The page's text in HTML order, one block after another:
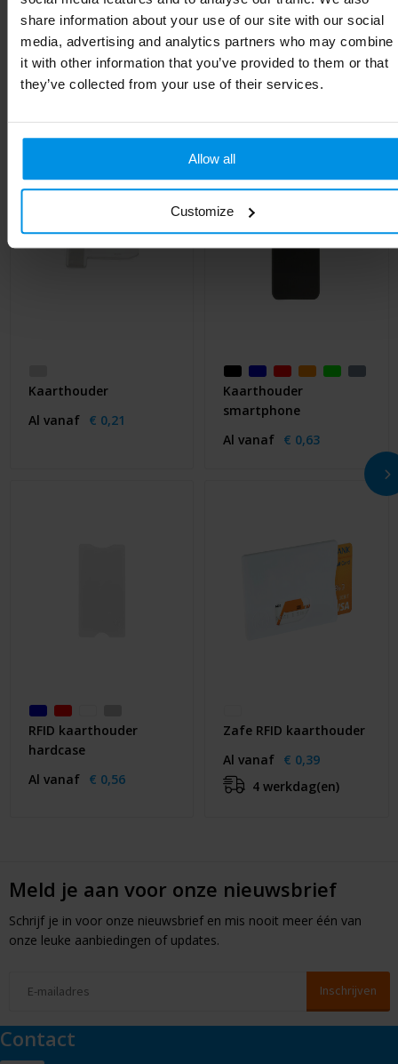
share information about your use of our site with our social
media, advertising and analytics partners who may combine
it with other information that you’ve provided to them or that
they’ve collected from your use of their services.
Allow all
Customize
Lengte 9.2 cm
Gerelateerde producten
Kaarthouder
Al vanaf € 0,21
Kaarthouder
smartphone
Al vanaf € 0,63
RFID kaarthouder
hardcase
Al vanaf € 0,56
Zafe RFID kaarthouder
Al vanaf € 0,39
4 werkdag(en)
Meld je aan voor onze nieuwsbrief
Schrijf je in voor onze nieuwsbrief en mis nooit meer één van
onze leuke aanbiedingen of updates.
Contact